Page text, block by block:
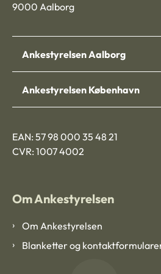
9000 Aalborg
Ankestyrelsen Aalborg
Ankestyrelsen København
EAN: 57 98 000 35 48 21
CVR: 1007 4002
Om Ankestyrelsen
Om Ankestyrelsen
Blanketter og